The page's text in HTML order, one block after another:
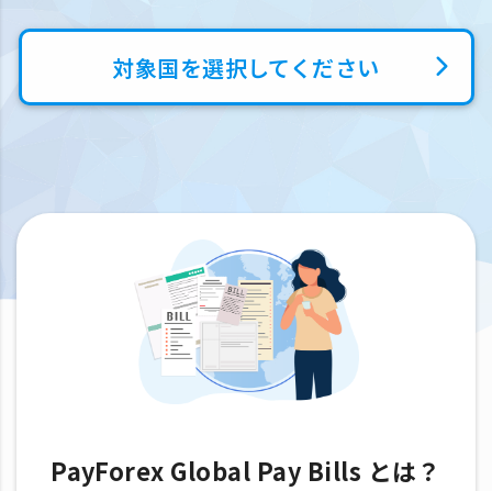
対象国を選択してください
PayForex Global Pay Bills とは？